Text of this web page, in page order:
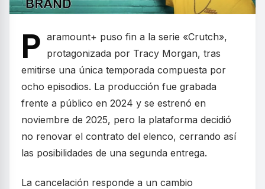
P aramount+ puso fin a la serie «Crutch»,
protagonizada por Tracy Morgan, tras
emitirse una única temporada compuesta por
ocho episodios. La producción fue grabada
frente a público en 2024 y se estrenó en
noviembre de 2025, pero la plataforma decidió
no renovar el contrato del elenco, cerrando así
las posibilidades de una segunda entrega.
La cancelación responde a un cambio